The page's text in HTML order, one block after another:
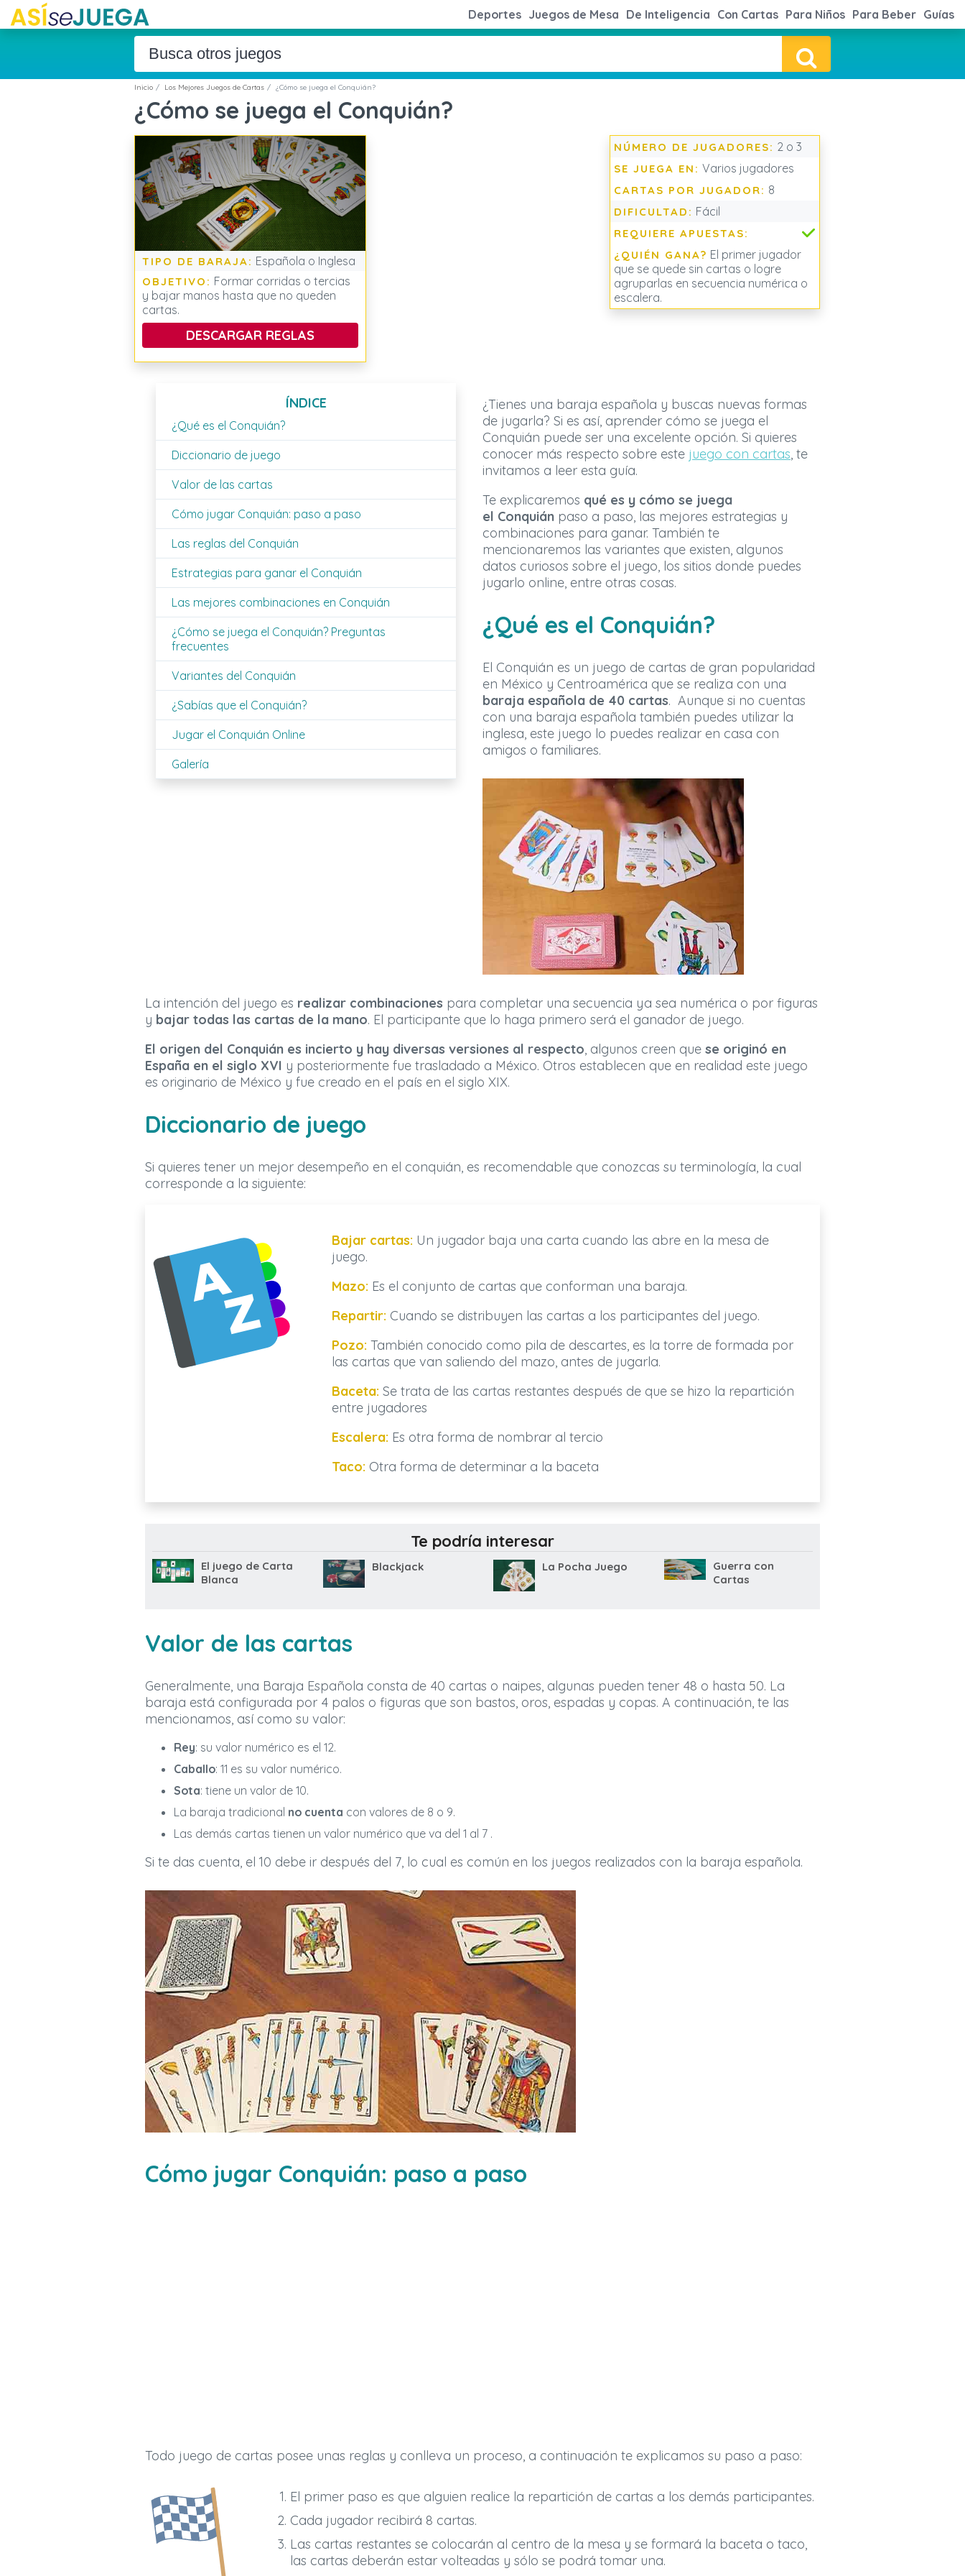
Deportes Juegos de Mesa De Inteligencia Con Cartas Para Niños Para Beber Guías
Inicio Los Mejores Juegos de Cartas ¿Cómo se juega el Conquián?
¿Cómo se juega el Conquián?
TIPO DE BARAJA: Española o Inglesa
OBJETIVO: Formar corridas o tercias
y bajar manos hasta que no queden
cartas.
DESCARGAR REGLAS
NÚMERO DE JUGADORES: 2 o 3
SE JUEGA EN: Varios jugadores
CARTAS POR JUGADOR: 8
DIFICULTAD: Fácil
REQUIERE APUESTAS:
¿QUIÉN GANA? El primer jugador
que se quede sin cartas o logre
agruparlas en secuencia numérica o
escalera.
ÍNDICE
¿Qué es el Conquián?
Diccionario de juego
Valor de las cartas
Cómo jugar Conquián: paso a paso
Las reglas del Conquián
Estrategias para ganar el Conquián
Las mejores combinaciones en Conquián
¿Cómo se juega el Conquián? Preguntas
frecuentes
Variantes del Conquián
¿Sabías que el Conquián?
Jugar el Conquián Online
Galería
¿Tienes una baraja española y buscas nuevas formas
de jugarla? Si es así, aprender cómo se juega el
Conquián puede ser una excelente opción. Si quieres
conocer más respecto sobre este juego con cartas, te
invitamos a leer esta guía.
Te explicaremos qué es y cómo se juega
el Conquián paso a paso, las mejores estrategias y
combinaciones para ganar. También te
mencionaremos las variantes que existen, algunos
datos curiosos sobre el juego, los sitios donde puedes
jugarlo online, entre otras cosas.
¿Qué es el Conquián?
El Conquián es un juego de cartas de gran popularidad
en México y Centroamérica que se realiza con una
baraja española de 40 cartas. Aunque si no cuentas
con una baraja española también puedes utilizar la
inglesa, este juego lo puedes realizar en casa con
amigos o familiares.
La intención del juego es realizar combinaciones para completar una secuencia ya sea numérica o por figuras
y bajar todas las cartas de la mano. El participante que lo haga primero será el ganador de juego.
El origen del Conquián es incierto y hay diversas versiones al respecto, algunos creen que se originó en
España en el siglo XVI y posteriormente fue trasladado a México. Otros establecen que en realidad este juego
es originario de México y fue creado en el país en el siglo XIX.
Diccionario de juego
Si quieres tener un mejor desempeño en el conquián, es recomendable que conozcas su terminología, la cual
corresponde a la siguiente:
Bajar cartas: Un jugador baja una carta cuando las abre en la mesa de
juego.
Mazo: Es el conjunto de cartas que conforman una baraja.
Repartir: Cuando se distribuyen las cartas a los participantes del juego.
Pozo: También conocido como pila de descartes, es la torre de formada por
las cartas que van saliendo del mazo, antes de jugarla.
Baceta: Se trata de las cartas restantes después de que se hizo la repartición
entre jugadores
Escalera: Es otra forma de nombrar al tercio
Taco: Otra forma de determinar a la baceta
Te podría interesar
El juego de Carta
Blanca
Blackjack La Pocha Juego
Guerra con
Cartas
Valor de las cartas
Generalmente, una Baraja Española consta de 40 cartas o naipes, algunas pueden tener 48 o hasta 50. La
baraja está configurada por 4 palos o figuras que son bastos, oros, espadas y copas. A continuación, te las
mencionamos, así como su valor:
Rey: su valor numérico es el 12.
Caballo: 11 es su valor numérico.
Sota: tiene un valor de 10.
La baraja tradicional no cuenta con valores de 8 o 9.
Las demás cartas tienen un valor numérico que va del 1 al 7 .
Si te das cuenta, el 10 debe ir después del 7, lo cual es común en los juegos realizados con la baraja española.
Cómo jugar Conquián: paso a paso
Todo juego de cartas posee unas reglas y conlleva un proceso, a continuación te explicamos su paso a paso:
El primer paso es que alguien realice la repartición de cartas a los demás participantes.
Cada jugador recibirá 8 cartas.
Las cartas restantes se colocarán al centro de la mesa y se formará la baceta o taco,
las cartas deberán estar volteadas y sólo se podrá tomar una.